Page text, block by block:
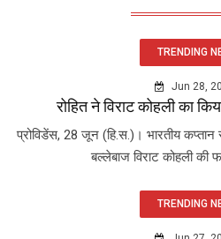
TRENDING
Jun 28,
रोहित ने विराट कोहली का
प्रोविडेंस, 28 जून (हि.स.)। भारतीय कप्तान
बल्लेबाज विराट कोहली की
TRENDING